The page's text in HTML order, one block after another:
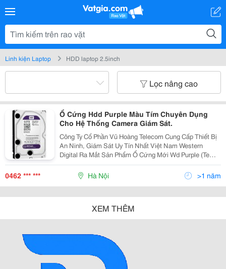
Linh kiện Laptop HDD laptop 2.5inch
Lọc nâng cao
Ổ Cứng Hdd Purple Màu Tím Chuyên Dụng
Cho Hệ Thống Camera Giám Sát.
Công Ty Cổ Phần Vũ Hoàng Telecom Cung Cấp Thiết Bị
An Ninh, Giám Sát Uy Tín Nhất Việt Nam Western
Digital Ra Mắt Sản Phẩm Ổ Cứng Mới Wd Purple (Tem
Mới Của Dòng Wd Av) Với Mục Đích Đặc Biệt Nhằm
Phục Vụ Thị Trường Camera Theo Dõi, Giám Sát V
0462 *** *** Hà Nội >1 năm
XEM THÊM